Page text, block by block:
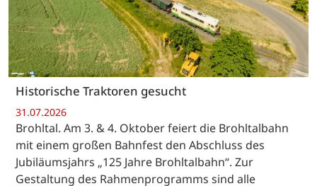
Historische Traktoren gesucht
31.07.2026
Brohltal. Am 3. & 4. Oktober feiert die Brohltalbahn
mit einem großen Bahnfest den Abschluss des
Jubiläumsjahrs „125 Jahre Brohltalbahn“. Zur
Gestaltung des Rahmenprogramms sind alle